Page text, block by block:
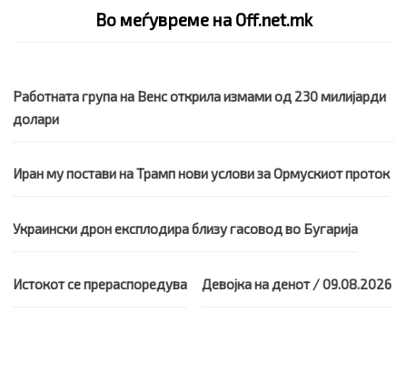
Во меѓувреме на Off.net.mk
Работната група на Венс открила измами од 230 милијарди
долари
Иран му постави на Трамп нови услови за Ормускиот проток
Украински дрон експлодира близу гасовод во Бугарија
Истокот се прераспоредува Девојка на денот / 09.08.2026